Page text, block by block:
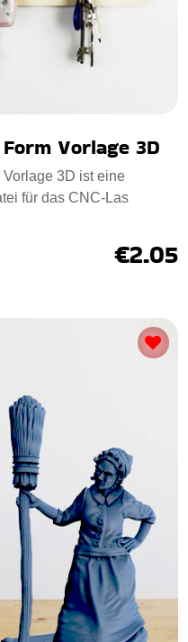
Vorlage 3D
3D ist eine
für das CNC-Las
€2.05